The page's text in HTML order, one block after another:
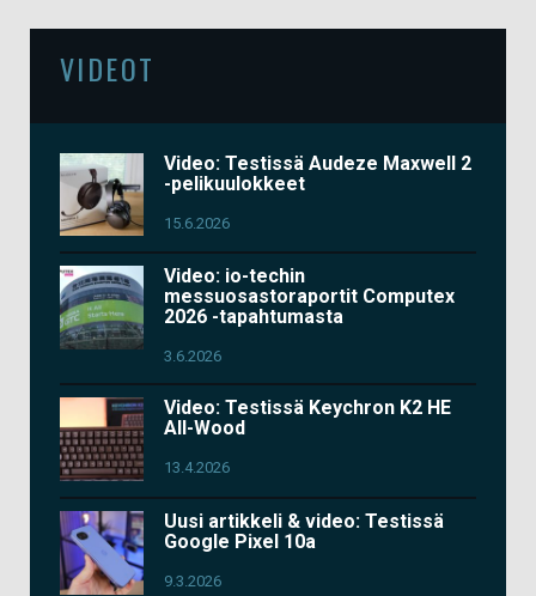
VIDEOT
Video: Testissä Audeze Maxwell 2
-pelikuulokkeet
15.6.2026
Video: io-techin
messuosastoraportit Computex
2026 -tapahtumasta
3.6.2026
Video: Testissä Keychron K2 HE
All-Wood
13.4.2026
Uusi artikkeli & video: Testissä
Google Pixel 10a
9.3.2026